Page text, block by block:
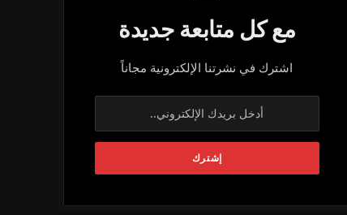
مع كل متابعة جديدة
اشترك في نشرتنا الإلكترونية مجاناً